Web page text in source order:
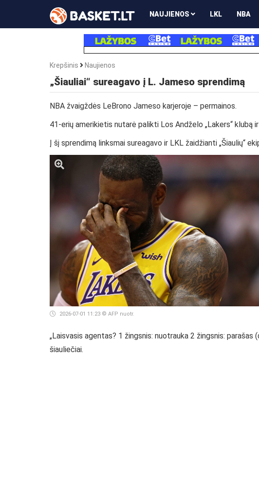
NAUJIENOS LKL NBA
Krepšinis Naujienos
„Šiauliai“ sureagavo į L. Jameso sprendimą
NBA žvaigždės LeBrono Jameso karjeroje – permainos.
41-erių amerikietis nutarė palikti Los Andželo „Lakers“ klubą
Į šį sprendimą linksmai sureagavo ir LKL žaidžianti „Šiaulių“
2026-07-01 11:23 © AFP nuotr.
„Laisvasis agentas? 1 žingsnis: nuotrauka 2 žingsnis:
šiauliečiai.